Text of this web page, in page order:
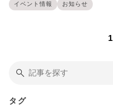
イベント情報 お知らせ
1
タグ